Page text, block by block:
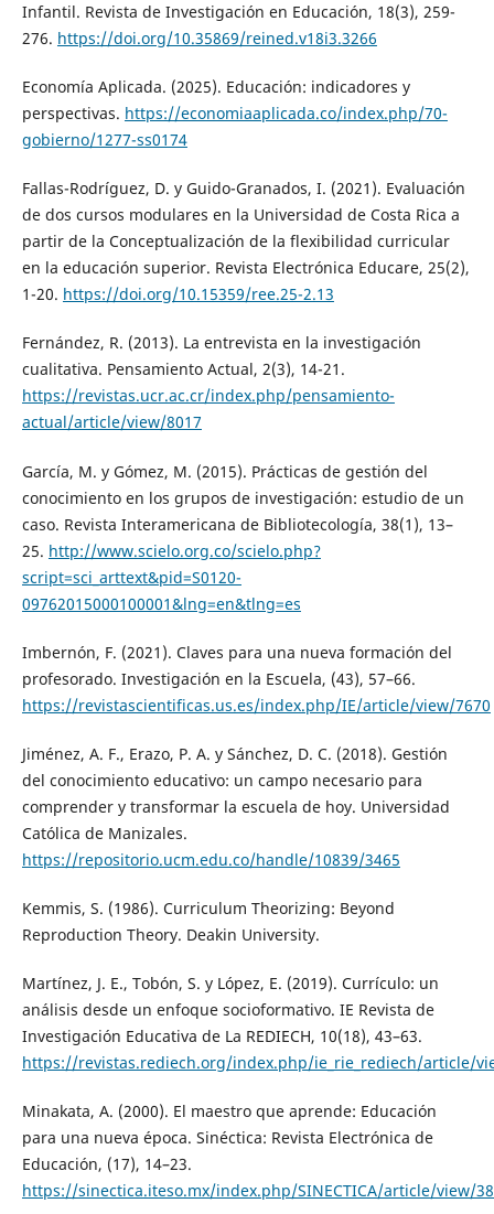
Infantil. Revista de Investigación en Educación, 18(3), 259-
276. https://doi.org/10.35869/reined.v18i3.3266
Economía Aplicada. (2025). Educación: indicadores y
perspectivas. https://economiaaplicada.co/index.php/70-
gobierno/1277-ss0174
Fallas-Rodríguez, D. y Guido-Granados, I. (2021). Evaluación
de dos cursos modulares en la Universidad de Costa Rica a
partir de la Conceptualización de la flexibilidad curricular
en la educación superior. Revista Electrónica Educare, 25(2),
1-20. https://doi.org/10.15359/ree.25-2.13
Fernández, R. (2013). La entrevista en la investigación
cualitativa. Pensamiento Actual, 2(3), 14-21.
https://revistas.ucr.ac.cr/index.php/pensamiento-
actual/article/view/8017
García, M. y Gómez, M. (2015). Prácticas de gestión del
conocimiento en los grupos de investigación: estudio de un
caso. Revista Interamericana de Bibliotecología, 38(1), 13–
25. http://www.scielo.org.co/scielo.php?
script=sci_arttext&pid=S0120-
09762015000100001&lng=en&tlng=es
Imbernón, F. (2021). Claves para una nueva formación del
profesorado. Investigación en la Escuela, (43), 57–66.
https://revistascientificas.us.es/index.php/IE/article/view/7670
Jiménez, A. F., Erazo, P. A. y Sánchez, D. C. (2018). Gestión
del conocimiento educativo: un campo necesario para
comprender y transformar la escuela de hoy. Universidad
Católica de Manizales.
https://repositorio.ucm.edu.co/handle/10839/3465
Kemmis, S. (1986). Curriculum Theorizing: Beyond
Reproduction Theory. Deakin University.
Martínez, J. E., Tobón, S. y López, E. (2019). Currículo: un
análisis desde un enfoque socioformativo. IE Revista de
Investigación Educativa de La REDIECH, 10(18), 43–63.
https://revistas.rediech.org/index.php/ie_rie_rediech/article/
Minakata, A. (2000). El maestro que aprende: Educación
para una nueva época. Sinéctica: Revista Electrónica de
Educación, (17), 14–23.
https://sinectica.iteso.mx/index.php/SINECTICA/article/view/